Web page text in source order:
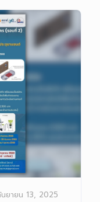
ยายน 13, 2025